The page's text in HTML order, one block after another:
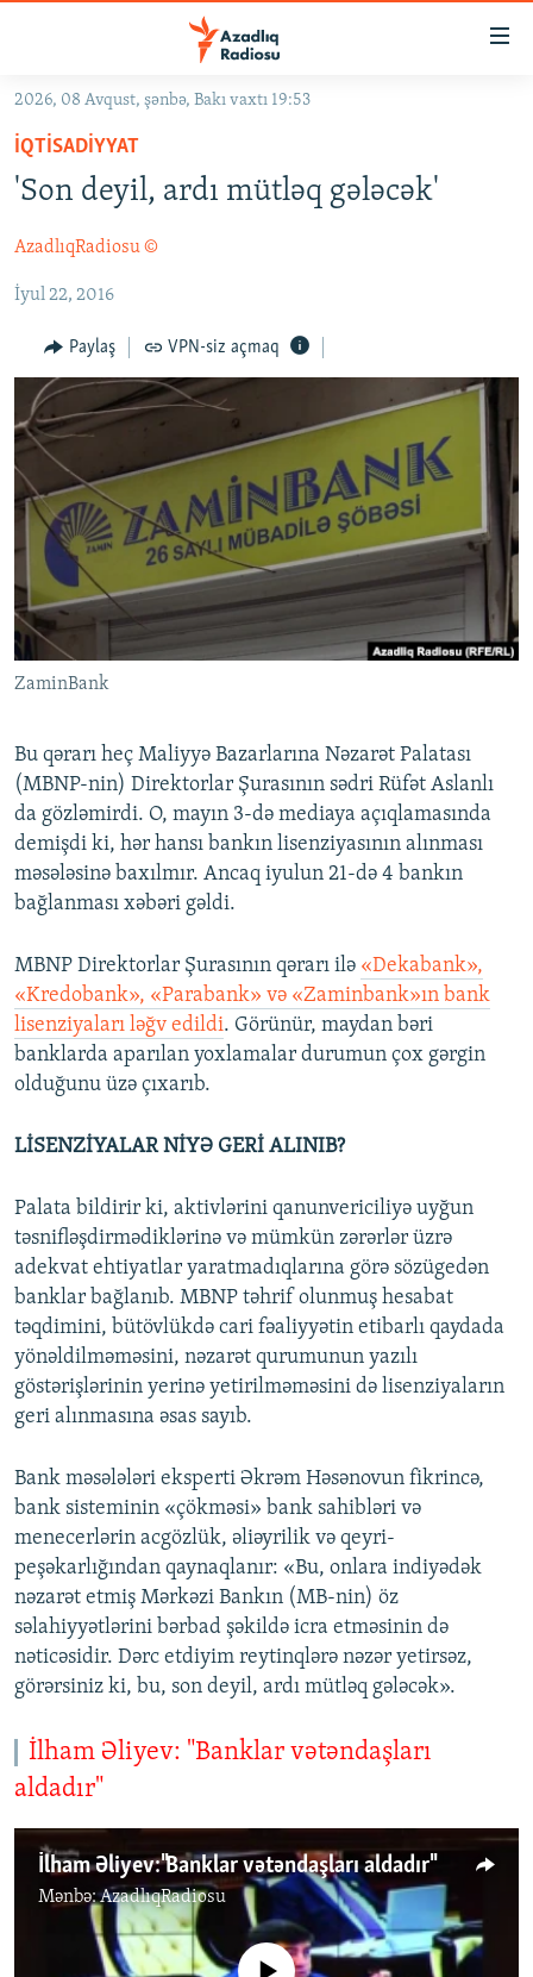
Əsas
qayıt
Əsas
naviqasiyaya
qayıt
keç
GÜNDƏM
#İZAHLA
KORRUPSIOMETR
#ƏSLINDƏ
FƏRQƏ BAX
QANUNI DOĞRU
ARAŞDIRMA
MULTIMEDIA
VIDEO
FOTOQALEREYA
İNFOQRAFIKA
KARIKATURA
RADIO ARXIV
OXU ZALI
AZƏRBAYCAN ƏDƏBIYYATI KITABXANASI
İSLAM VƏ DEMOKRATIYA
İZ - MƏDƏNIYYƏT PROQRAMI
HAQQIMIZDA
MISSIYAMIZ
PEŞƏ ETIKASI VƏ JURNALISTIKA STANDARTLARIMIZ
MATERIALLARIMIZDAN ISTIFADƏ
AZADLIQRADIOSU MOBIL TELEFONUNUZDA
XƏBƏR BÜLLETENLƏRIMIZ
BIZI IZLƏ
RFE/RL-in bütün saytları
2026, 08 Avqust, şənbə, Bakı vaxtı 19:53
İQTISADIYYAT
'Son deyil, ardı mütləq gələcək'
AzadlıqRadiosu ©
İyul 22, 2016
Paylaş VPN-siz açmaq
ZaminBank
Bu qərarı heç Maliyyə Bazarlarına Nəzarət Palatası
(MBNP-nin) Direktorlar Şurasının sədri Rüfət Aslanlı
da gözləmirdi. O, mayın 3-də mediaya açıqlamasında
demişdi ki, hər hansı bankın lisenziyasının alınması
məsələsinə baxılmır. Ancaq iyulun 21-də 4 bankın
bağlanması xəbəri gəldi.
MBNP Direktorlar Şurasının qərarı ilə «Dekabank»,
«Kredobank», «Parabank» və «Zaminbank»ın bank
lisenziyaları ləğv edildi. Görünür, maydan bəri
banklarda aparılan yoxlamalar durumun çox gərgin
olduğunu üzə çıxarıb.
LİSENZİYALAR NİYƏ GERİ ALINIB?
Palata bildirir ki, aktivlərini qanunvericiliyə uyğun
təsnifləşdirmədiklərinə və mümkün zərərlər üzrə
adekvat ehtiyatlar yaratmadıqlarına görə sözügedən
banklar bağlanıb. MBNP təhrif olunmuş hesabat
təqdimini, bütövlükdə cari fəaliyyətin etibarlı qaydada
yönəldilməməsini, nəzarət qurumunun yazılı
göstərişlərinin yerinə yetirilməməsini də lisenziyaların
geri alınmasına əsas sayıb.
Bank məsələləri eksperti Əkrəm Həsənovun fikrincə,
bank sisteminin «çökməsi» bank sahibləri və
menecerlərin acgözlük, əliəyrilik və qeyri-
peşəkarlığından qaynaqlanır: «Bu, onlara indiyədək
nəzarət etmiş Mərkəzi Bankın (MB-nin) öz
səlahiyyətlərini bərbad şəkildə icra etməsinin də
nəticəsidir. Dərc etdiyim reytinqlərə nəzər yetirsəz,
görərsiniz ki, bu, son deyil, ardı mütləq gələcək».
İlham Əliyev: "Banklar vətəndaşları
aldadır"
İlham Əliyev:"Banklar vətəndaşları aldadır"
Mənbə:AzadlıqRadiosu
No media source currently available